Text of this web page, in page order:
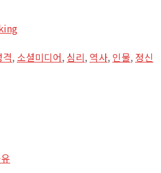
, 소셜미디어,심리, 역사, 인물, 정신